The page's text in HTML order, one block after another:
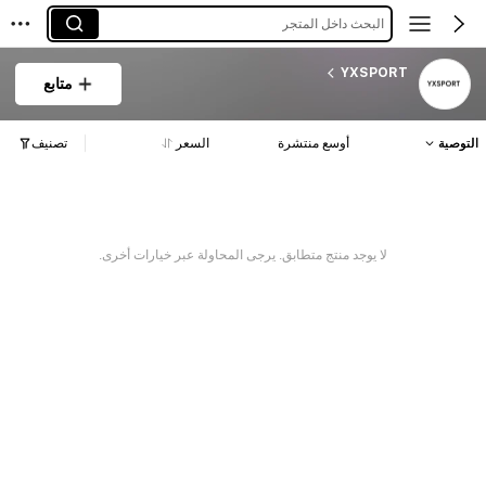
البحث داخل المتجر
YXSPORT
متابع
التوصية أوسع منتشرة السعر تصنيف
لا يوجد منتج متطابق. يرجى المحاولة عبر خيارات أخرى.